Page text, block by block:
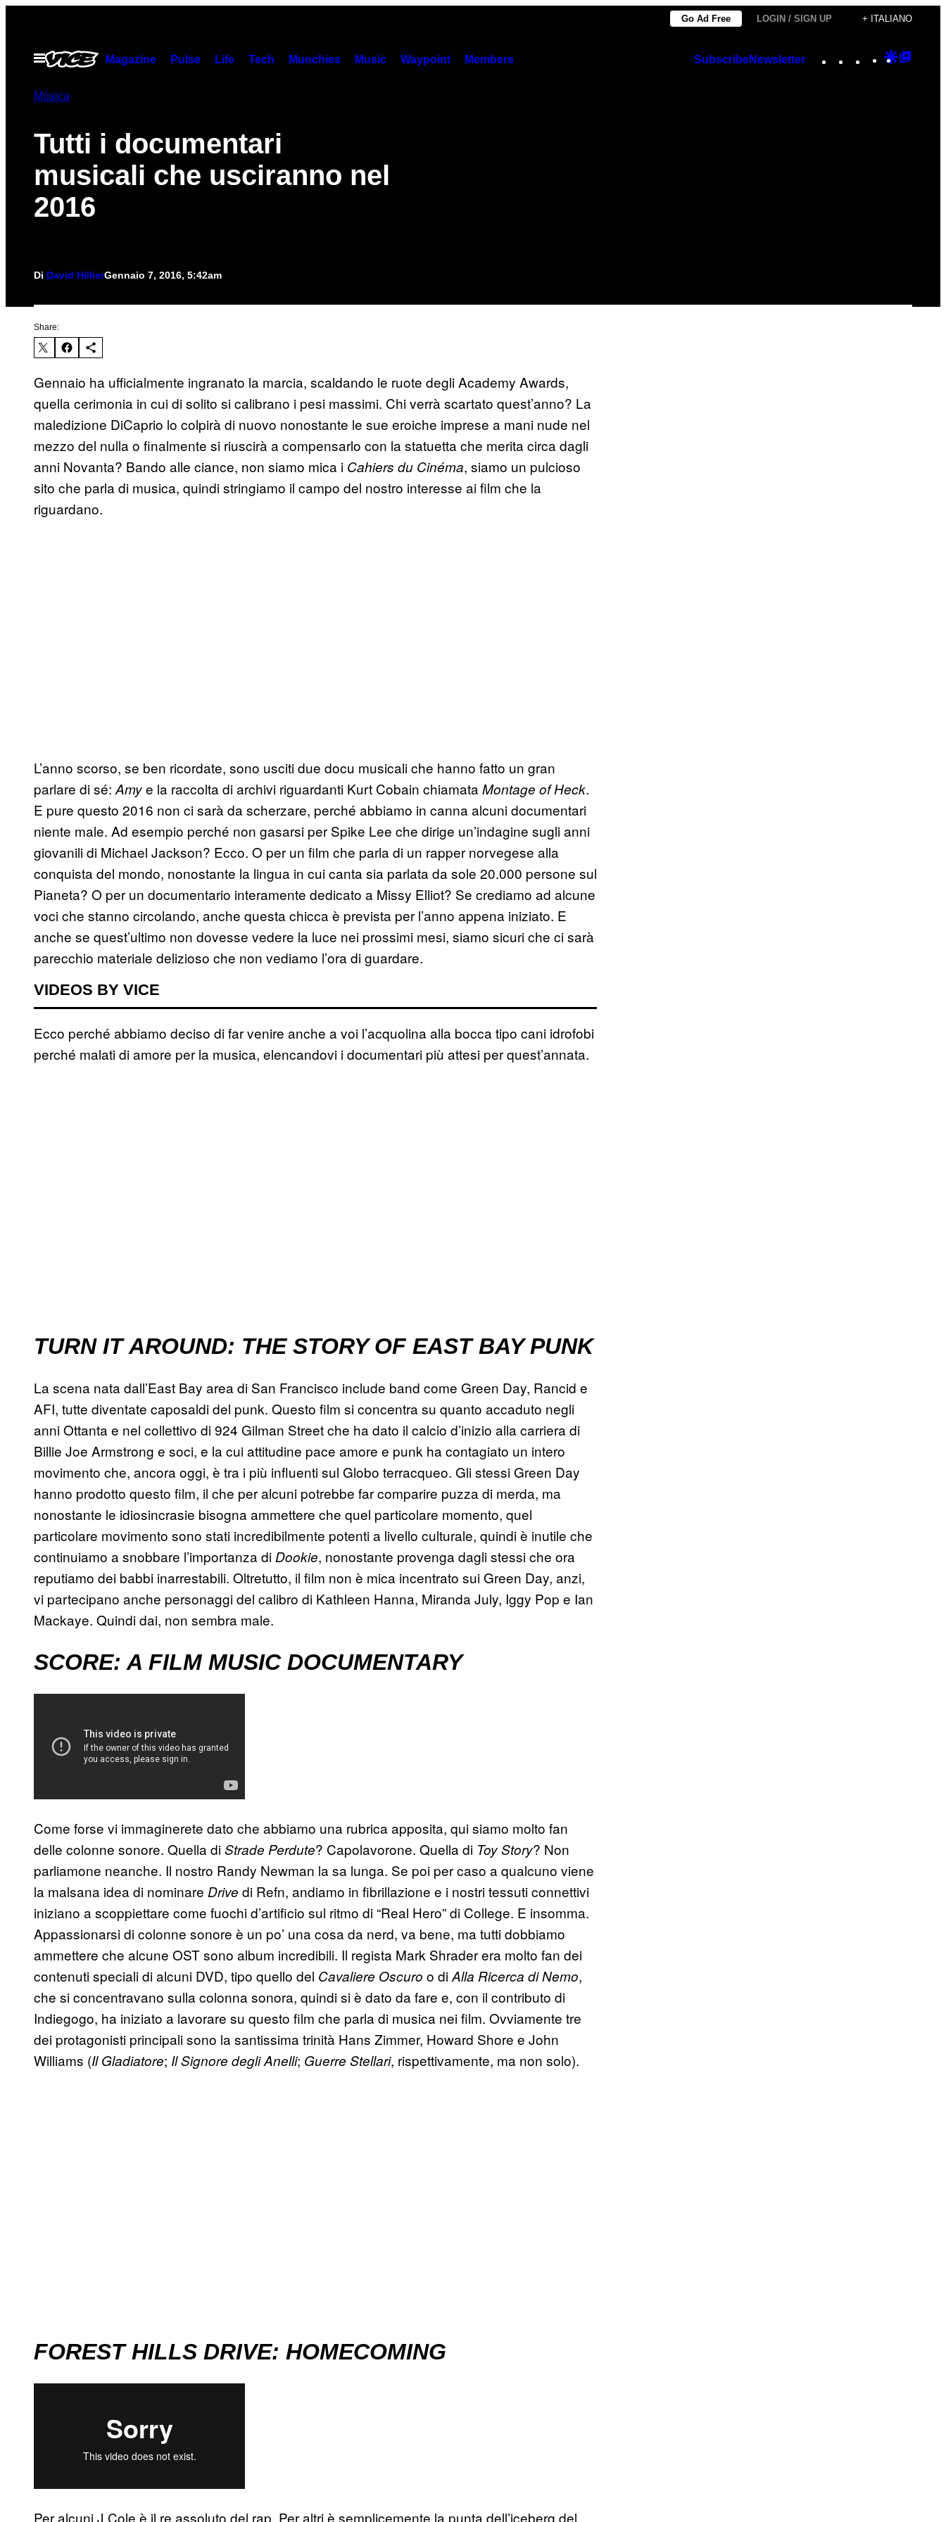
contenuto
Go Ad Free LOGIN / SIGN UP + ITALIANO
Apri
Magazine Pulse Life Tech Munchies Music Waypoint Members SubscribeNewsletter Instagram
TikTok
YouTube
Google
Música
Tutti i documentari
musicali che usciranno nel
2016
Di David HillierGennaio 7, 2016, 5:42am
Share:
Gennaio ha ufficialmente ingranato la marcia, scaldando le ruote degli Academy Awards,
quella cerimonia in cui di solito si calibrano i pesi massimi. Chi verrà scartato quest’anno? La
maledizione DiCaprio lo colpirà di nuovo nonostante le sue eroiche imprese a mani nude nel
mezzo del nulla o finalmente si riuscirà a compensarlo con la statuetta che merita circa dagli
anni Novanta? Bando alle ciance, non siamo mica i Cahiers du Cinéma, siamo un pulcioso
sito che parla di musica, quindi stringiamo il campo del nostro interesse ai film che la
riguardano.
L’anno scorso, se ben ricordate, sono usciti due docu musicali che hanno fatto un gran
parlare di sé: Amye la raccolta di archivi riguardanti Kurt Cobain chiamata Montage of Heck.
E pure questo 2016 non ci sarà da scherzare, perché abbiamo in canna alcuni documentari
niente male. Ad esempio perché non gasarsi per Spike Lee che dirige un’indagine sugli anni
giovanili di Michael Jackson? Ecco. O per un film che parla di un rapper norvegese alla
conquista del mondo, nonostante la lingua in cui canta sia parlata da sole 20.000 persone sul
Pianeta? O per un documentario interamente dedicato a Missy Elliot? Se crediamo ad alcune
voci che stanno circolando, anche questa chicca è prevista per l’anno appena iniziato. E
anche se quest’ultimo non dovesse vedere la luce nei prossimi mesi, siamo sicuri che ci sarà
parecchio materiale delizioso che non vediamo l’ora di guardare.
VIDEOS BY VICE
Ecco perché abbiamo deciso di far venire anche a voi l’acquolina alla bocca tipo cani idrofobi
perché malati di amore per la musica, elencandovi i documentari più attesi per quest’annata.
TURN IT AROUND: THE STORY OF EAST BAY PUNK
La scena nata dall’East Bay area di San Francisco include band come Green Day, Rancid e
AFI, tutte diventate caposaldi del punk. Questo film si concentra su quanto accaduto negli
anni Ottanta e nel collettivo di 924 Gilman Street che ha dato il calcio d’inizio alla carriera di
Billie Joe Armstrong e soci, e la cui attitudine pace amore e punk ha contagiato un intero
movimento che, ancora oggi, è tra i più influenti sul Globo terracqueo. Gli stessi Green Day
hanno prodotto questo film, il che per alcuni potrebbe far comparire puzza di merda, ma
nonostante le idiosincrasie bisogna ammettere che quel particolare momento, quel
particolare movimento sono stati incredibilmente potenti a livello culturale, quindi è inutile che
continuiamo a snobbare l’importanza diDookie, nonostante provenga dagli stessi che ora
reputiamo dei babbi inarrestabili. Oltretutto, il film non è mica incentrato sui Green Day, anzi,
vi partecipano anche personaggi del calibro di Kathleen Hanna, Miranda July, Iggy Pop e Ian
Mackaye. Quindi dai, non sembra male.
SCORE: A FILM MUSIC DOCUMENTARY
Come forse vi immaginerete dato che abbiamo una rubrica apposita, qui siamo molto fan
delle colonne sonore. Quella diStrade Perdute? Capolavorone. Quella di Toy Story? Non
parliamone neanche. Il nostro Randy Newman la sa lunga. Se poi per caso a qualcuno viene
la malsana idea di nominare Drive di Refn, andiamo in fibrillazione e i nostri tessuti connettivi
iniziano a scoppiettare come fuochi d’artificio sul ritmo di “Real Hero” di College. E insomma.
Appassionarsi di colonne sonore è un po’ una cosa da nerd, va bene, ma tutti dobbiamo
ammettere che alcune OST sono album incredibili. Il regista Mark Shrader era molto fan dei
contenuti speciali di alcuni DVD, tipo quello del Cavaliere Oscuro o diAlla Ricerca di Nemo,
che si concentravano sulla colonna sonora, quindi si è dato da fare e, con il contributo di
Indiegogo, ha iniziato a lavorare su questo film che parla di musica nei film. Ovviamente tre
dei protagonisti principali sono la santissima trinità Hans Zimmer, Howard Shore e John
Williams (Il Gladiatore; Il Signore degli Anelli; Guerre Stellari, rispettivamente, ma non solo).
FOREST HILLS DRIVE: HOMECOMING
Per alcuni J Cole è il re assoluto del rap. Per altri è semplicemente la punta dell’iceberg del